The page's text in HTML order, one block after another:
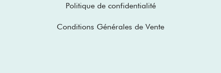
Politique de confidentialité
Conditions Générales de Vente